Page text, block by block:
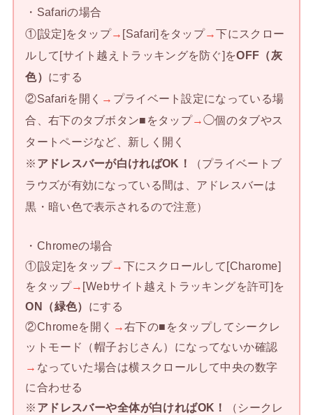
・Safariの場合
①[設定]をタップ→ [Safari]をタップ→下にスクロー
ルして[サイト越えトラッキングを防ぐ]をOFF（灰
色） にする
②Safariを開く → プライベート設定になっている場
合、右下のタブボタン■をタップ→◯個のタブやス
タートページなど、新しく開く
※ アドレスバーが白ければOK！
（プライベートブ
ラウズが有効になっている間は、アドレスバーは
黒・暗い色で表示されるので注意）
・Chromeの場合
①[設定]をタップ→ 下にスクロールして[Charome]
をタップ→ [Webサイト越えトラッキングを許可]を
ON（緑色） にする
②Chromeを開く →右下の■をタップしてシークレ
ットモード（帽子おじさん）になってないか確認
→ なっていた場合は横スクロールして中央の数字
に合わせる
※ アドレスバーや全体が白ければOK！
（シークレ